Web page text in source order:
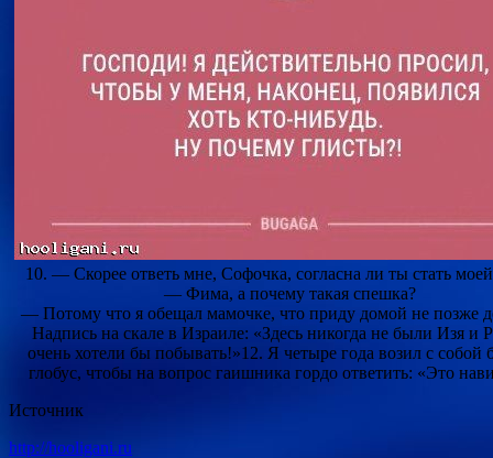
10. — Скорее ответь мне, Софочка, согласна ли ты стать
— Фима, а почему такая спешка?
— Потому что я обещал мамочке, что приду домой не позже
Надпись на скале в Израиле: «Здесь никогда не были Изя и
очень хотели бы побывать!»12. Я четыре года возил с собой
глобус, чтобы на вопрос гаишника гордо ответить: «Это
Источник
http://hooligani.ru